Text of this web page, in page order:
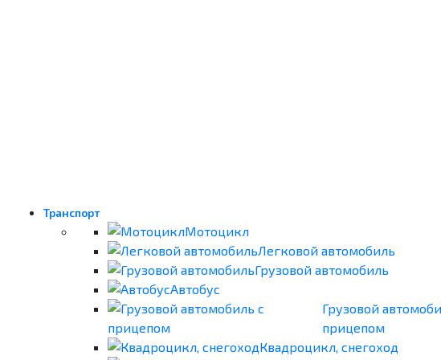
Транспорт
Мотоцикл
Легковой автомобиль
Грузовой автомобиль
Автобус
Грузовой
прицепом
Квадроцикл, снегоход